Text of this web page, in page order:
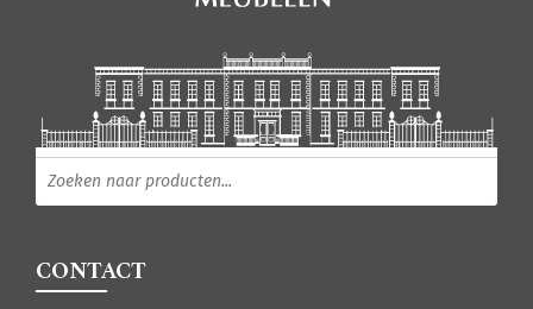
Producten zoeken
CONTACT